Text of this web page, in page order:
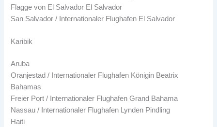
Flagge von El Salvador El Salvador
San Salvador / Internationaler Flughafen El Salvador
Karibik
Aruba
Oranjestad / Internationaler Flughafen Königin Beatrix
Bahamas
Freier Port / Internationaler Flughafen Grand Bahama
Nassau / Internationaler Flughafen Lynden Pindling
Haiti